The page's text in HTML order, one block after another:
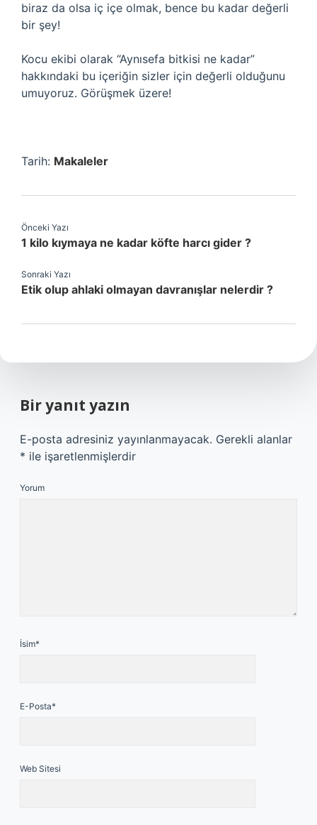
biraz da olsa iç içe olmak, bence bu kadar değerli
bir şey!
Kocu ekibi olarak “Aynısefa bitkisi ne kadar”
hakkındaki bu içeriğin sizler için değerli olduğunu
umuyoruz. Görüşmek üzere!
Tarih: Makaleler
Önceki Yazı
1 kilo kıymaya ne kadar köfte harcı gider ?
Sonraki Yazı
Etik olup ahlaki olmayan davranışlar nelerdir ?
Bir yanıt yazın
E-posta adresiniz yayınlanmayacak. Gerekli alanlar
* ile işaretlenmişlerdir
Yorum
İsim*
E-Posta*
Web Sitesi